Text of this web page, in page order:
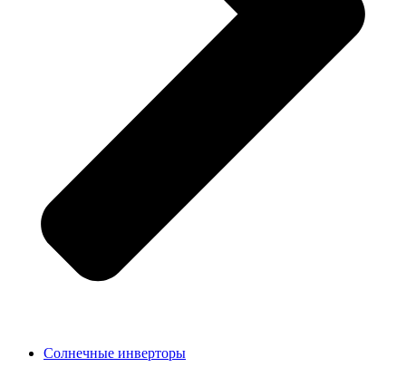
Солнечные инверторы